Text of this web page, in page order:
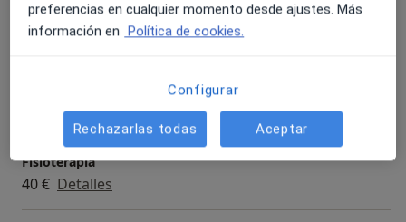
Fisioterapia y osteopatía combinada
40 € Detalles
Detalles
Fisioterapia
40 € Detalles
preferencias en cualquier momento desde ajustes. Más
información en Política de cookies.
Configurar
Rechazarlas todas Aceptar